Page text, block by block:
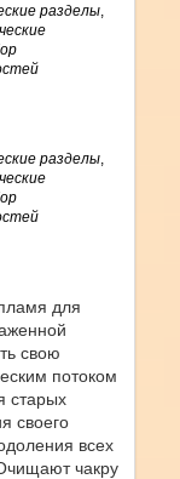
разделы,
разделы,
для
свою
потоком
старых
своего
всех
чакру